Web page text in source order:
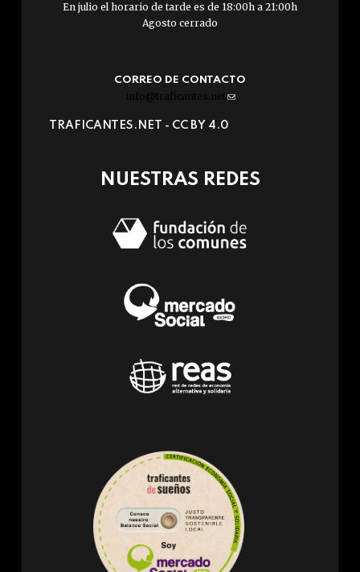
En julio el horario de tarde es de 18:00h a 21:00h
Agosto cerrado
CORREO DE CONTACTO
info@traficantes.net (link
e-
TRAFICANTES.NET - CC BY 4.0
NUESTRAS REDES